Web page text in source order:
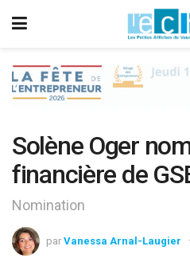
Solène Oger
financière de
Nomination
par Vanessa Arnal-Laugier